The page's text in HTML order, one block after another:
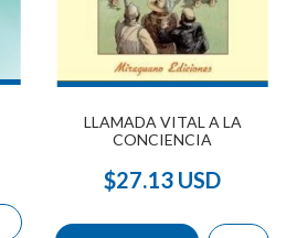
LLAMADA VITAL A LA
CONCIENCIA
$27.13 USD